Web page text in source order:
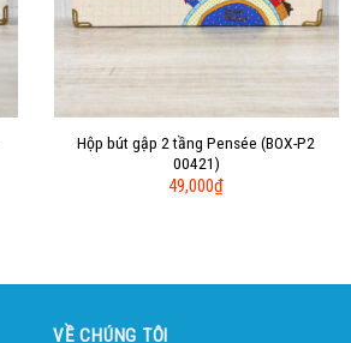
Hộp bút gập 2 tầng Pensée (BOX-P2
00421)
49,000₫
VỀ CHÚNG TÔI